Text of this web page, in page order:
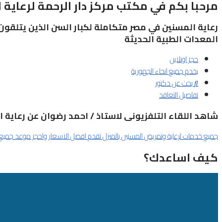
مرحبا بكم في مكتب مركز دار الرحمة
رعاية المسنين في مصر متكاملة لكبار السن الذين
المعدات الطبية الحديثة
حجز اونلاين
يخدم جميع انحاء الجهورية
بحث عن دكتور
تفاصيل التعاقد
شاهد اللقاء التلفزيونى لاستاذ / احمد رضوان عن رعاية
جميع خدمات لرعاية وتمريض المسنين بالمنزل تقدم افضل الاسعار واحجز موعد
كيف اساعدك؟